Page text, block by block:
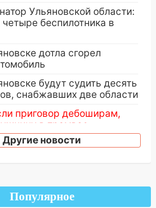
Ульяновской области:
беспилотника в
дотла сгорел
будут судить десять
снабжавших две области
приговор дебоширам,
в трамвае
полиция получила
какой будет
днем 5 августа
Другие новости
Популярное